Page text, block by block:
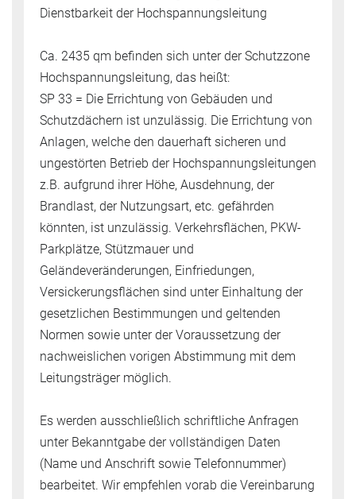
Dienstbarkeit der Hochspannungsleitung
Ca. 2435 qm befinden sich unter der Schutzzone
Hochspannungsleitung, das heißt:
SP 33 = Die Errichtung von Gebäuden und
Schutzdächern ist unzulässig. Die Errichtung von
Anlagen, welche den dauerhaft sicheren und
ungestörten Betrieb der Hochspannungsleitungen
z.B. aufgrund ihrer Höhe, Ausdehnung, der
Brandlast, der Nutzungsart, etc. gefährden
könnten, ist unzulässig. Verkehrsflächen, PKW-
Parkplätze, Stützmauer und
Geländeveränderungen, Einfriedungen,
Versickerungsflächen sind unter Einhaltung der
gesetzlichen Bestimmungen und geltenden
Normen sowie unter der Voraussetzung der
nachweislichen vorigen Abstimmung mit dem
Leitungsträger möglich.
Es werden ausschließlich schriftliche Anfragen
unter Bekanntgabe der vollständigen Daten
(Name und Anschrift sowie Telefonnummer)
bearbeitet. Wir empfehlen vorab die Vereinbarung